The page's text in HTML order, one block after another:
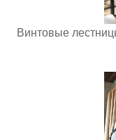
Винтовые